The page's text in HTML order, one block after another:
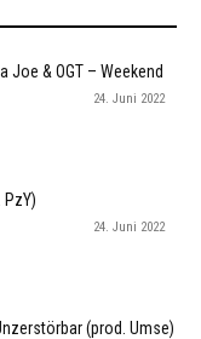
Joe & OGT – Weekend
24. Juni 2022
24. Juni 2022
(prod. Umse)